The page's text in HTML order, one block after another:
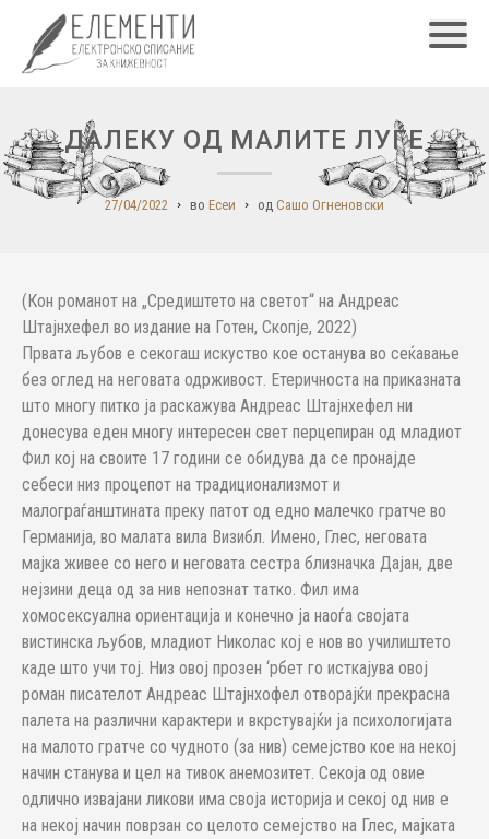
ДАЛЕКУ ОД МАЛИТЕ ЛУЃE
27/04/2022 во Есеи од Сашо Огненовски
(Кон романот на „Средиштето на светот“ на Андреас
Штајнхефел во издание на Готен, Скопје, 2022)
Првата љубов е секогаш искуство кое останува во сеќавање
без оглед на неговата одрживост. Етеричноста на приказната
што многу питко ја раскажува Андреас Штајнхефел ни
донесува еден многу интересен свет перцепиран од младиот
Фил кој на своите 17 години се обидува да се пронајде
себеси низ процепот на традиционализмот и
малограѓанштината преку патот од едно малечко гратче во
Германија, во малата вила Визибл. Имено, Глес, неговата
мајка живее со него и неговата сестра близначка Дајан, две
нејзини деца од за нив непознат татко. Фил има
хомосексуална ориентација и конечно ја наоѓа својата
вистинска љубов, младиот Николас кој е нов во училиштето
каде што учи тој. Низ овој прозен ‘рбет го исткајува овој
роман писателот Андреас Штајнхофел отворајќи прекрасна
палета на различни карактери и вкрстувајќи ја психологијата
на малото гратче со чудното (за нив) семејство кое на некој
начин станува и цел на тивок анемозитет. Секоја од овие
одлично извајани ликови има своја историја и секој од нив е
на некој начин поврзан со целото семејство на Глес, мајката